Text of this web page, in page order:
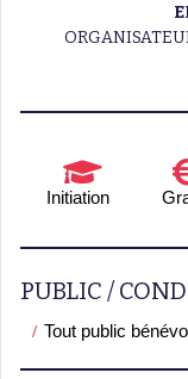
Initiation
PUBLIC /
Tout public